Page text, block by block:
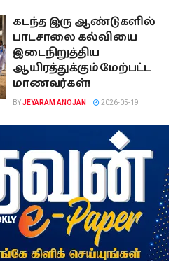
கடந்த இரு ஆண்டுகளில்
பாடசாலை கல்வியை
இடைநிறுத்திய
ஆயிரத்துக்கும் மேற்பட்ட
மாணவர்கள்!
BYJEYARAM ANOJAN 2026-05-19